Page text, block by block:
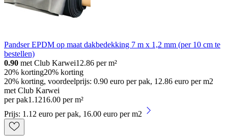
Pandser EPDM op maat dakbedekking 7 m x 1,2 mm (per 10 cm te
bestellen)
0.90 met Club Karwei12.86 per m²
20% korting20% korting
20% korting, voordeelprijs: 0.90 euro per pak, 12.86 euro per m2
met Club Karwei
per pak1 .1216.00 per m²
Prijs: 1.12 euro per pak, 16.00 euro per m2